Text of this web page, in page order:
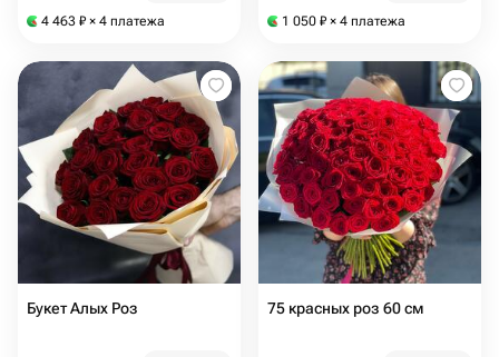
4 463 ₽ × 4 платежа 1 050 ₽ × 4 платежа
Букет Алых Роз 75 красных роз 60 см